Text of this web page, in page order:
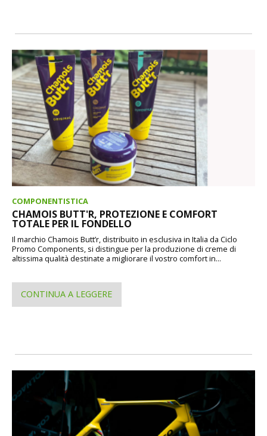
COMPONENTISTICA
CHAMOIS BUTT'R, PROTEZIONE E COMFORT
TOTALE PER IL FONDELLO
Il marchio Chamois Butt’r, distribuito in esclusiva in Italia da Ciclo
Promo Components, si distingue per la produzione di creme di
altissima qualità destinate a migliorare il vostro comfort in...
CONTINUA A LEGGERE